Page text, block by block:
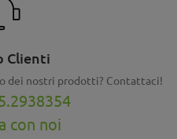
Clienti
dei nostri prodotti? Contattaci!
con noi